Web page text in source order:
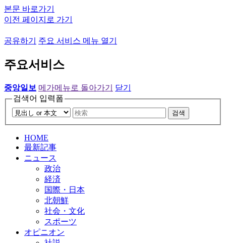
본문 바로가기
이전 페이지로 가기
공유하기 주요 서비스 메뉴 열기
주요서비스
중앙일보 메가메뉴로 돌아가기
닫기
검색어 입력폼
검색
HOME
最新記事
ニュース
政治
経済
国際・日本
北朝鮮
社会・文化
スポーツ
オピニオン